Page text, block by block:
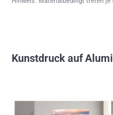
Kunstdruck auf